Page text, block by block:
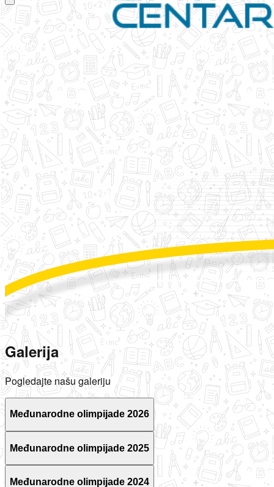
Galerija
Pogledajte našu galeriju
Međunarodne olimpijade 2026
Međunarodne olimpijade 2025
Međunarodne olimpijade 2024